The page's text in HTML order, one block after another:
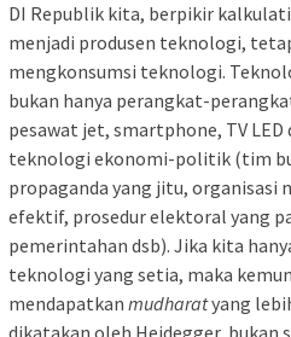
DI Republik kita, berpikir
menjadi produsen teknologi,
mengkonsumsi teknologi.
bukan hanya perangkat-
pesawat jet, smartphone, TV
teknologi ekonomi-politik (tim
propaganda yang jitu, organisasi
efektif, prosedur elektoral yang
pemerintahan dsb). Jika kita
teknologi yang setia, maka
mendapatkan mudharatyang